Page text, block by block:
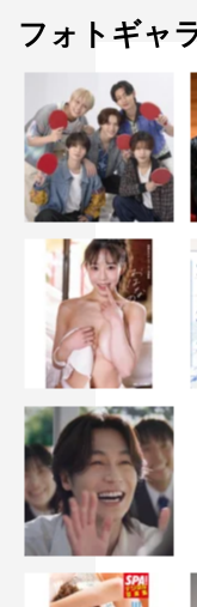
出演：佐久間由衣
小日向星一 笠松
監督・脚本：吉野竜
原作：津村記久子
くま文庫）
フォトギャ